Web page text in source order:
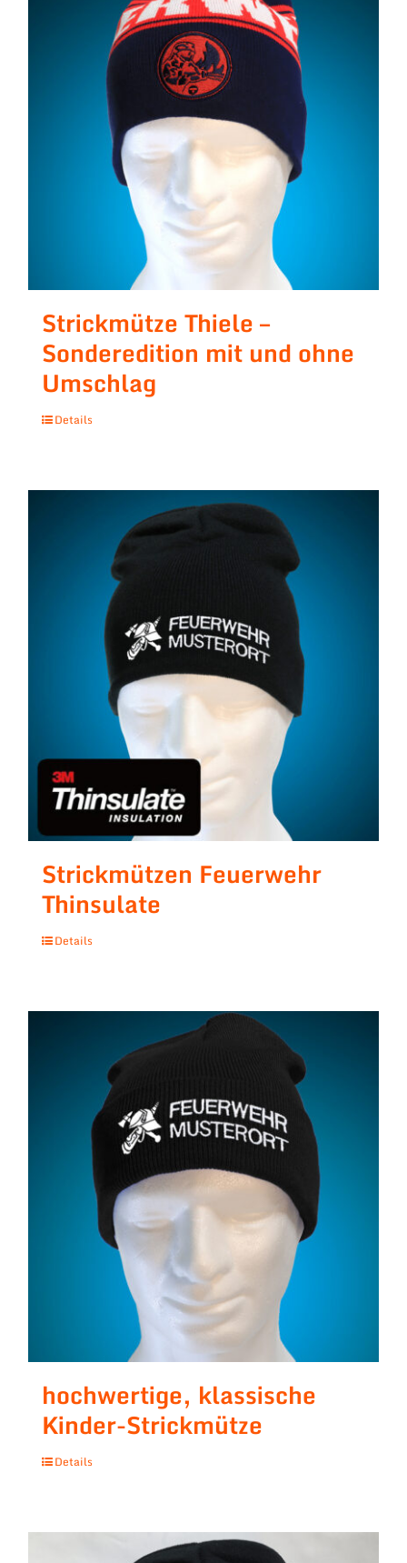
Strickmütze Thiele –
Sonderedition mit und ohne
Umschlag
Details
Strickmützen Feuerwehr
Thinsulate
Details
hochwertige, klassische
Kinder-Strickmütze
Details